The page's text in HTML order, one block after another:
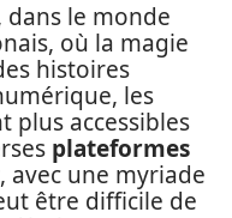
dans le monde
où la magie
histoires
les
plus accessibles
plateformes
avec une myriade
être difficile de